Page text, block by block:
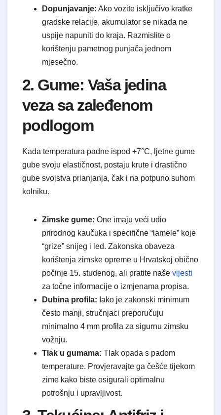
Dopunjavanje: Ako vozite isključivo kratke
gradske relacije, akumulator se nikada ne
uspije napuniti do kraja. Razmislite o
korištenju pametnog punjača jednom
mjesečno.
2. Gume: Vaša jedina
veza sa zaleđenom
podlogom
Kada temperatura padne ispod +7°C, ljetne gume
gube svoju elastičnost, postaju krute i drastično
gube svojstva prianjanja, čak i na potpuno suhom
kolniku.
Zimske gume: One imaju veći udio
prirodnog kaučuka i specifične “lamele” koje
“grize” snijeg i led. Zakonska obaveza
korištenja zimske opreme u Hrvatskoj obično
počinje 15. studenog, ali pratite naše vijesti
za točne informacije o izmjenama propisa.
Dubina profila: Iako je zakonski minimum
često manji, stručnjaci preporučuju
minimalno 4 mm profila za sigurnu zimsku
vožnju.
Tlak u gumama: Tlak opada s padom
temperature. Provjeravajte ga češće tijekom
zime kako biste osigurali optimalnu
potrošnju i upravljivost.